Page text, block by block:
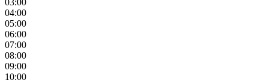
03:00
04:00
05:00
06:00
07:00
08:00
09:00
10:00